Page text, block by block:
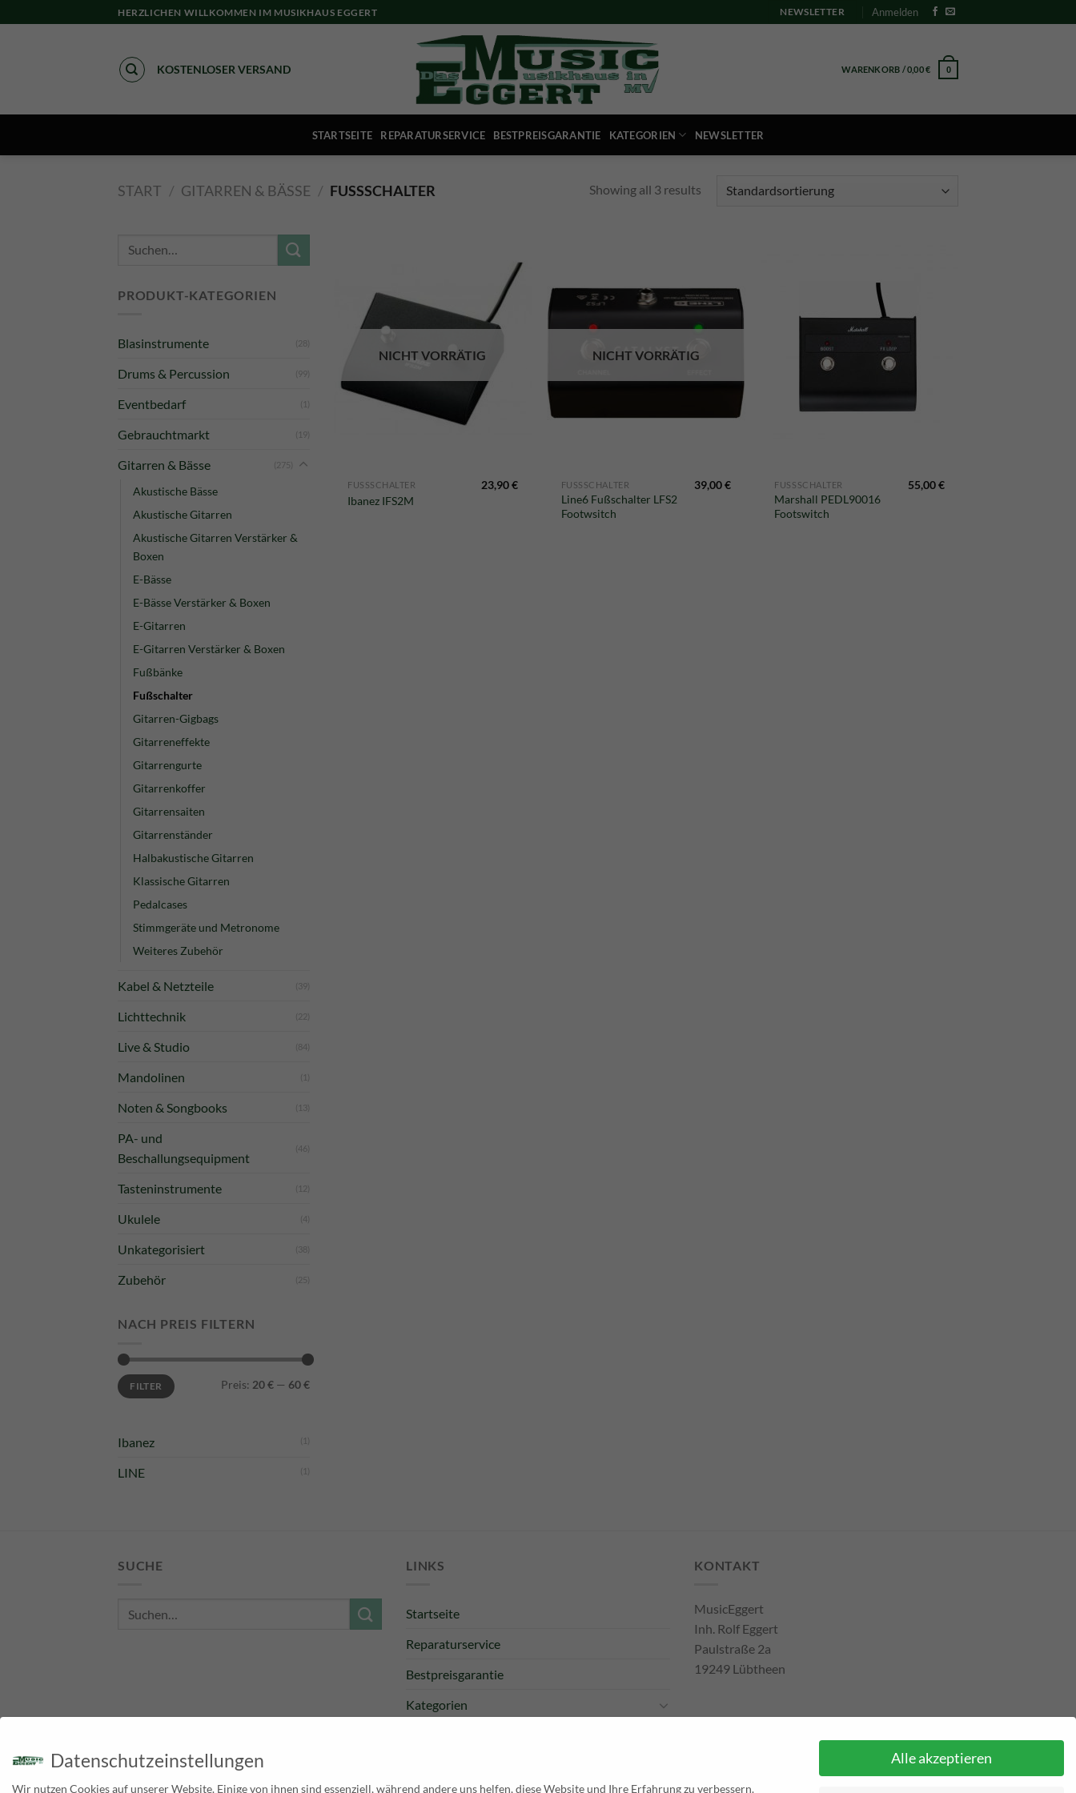
to
HERZLICHEN WILLKOMMEN IM MUSIKHAUS EGGERT NEWSLETTER Anmelden
KOSTENLOSER VERSAND WARENKORB /0,00€ 0
STARTSEITE REPARATURSERVICE BESTPREISGARANTIE KATEGORIEN NEWSLETTER
START / GITARREN & BÄSSE / FUSSSCHALTER Showing all 3 results
Suche
PRODUKT-KATEGORIEN
Blasinstrumente (28)
Drums & Percussion (99)
Eventbedarf (1)
Gebrauchtmarkt (19)
Gitarren & Bässe (275)
Akustische Bässe
Akustische Gitarren
Akustische Gitarren Verstärker &
Boxen
E-Bässe
E-Bässe Verstärker & Boxen
E-Gitarren
E-Gitarren Verstärker & Boxen
Fußbänke
Fußschalter
Gitarren-Gigbags
Gitarreneffekte
Gitarrengurte
Gitarrenkoffer
Gitarrensaiten
Gitarrenständer
Halbakustische Gitarren
Klassische Gitarren
Pedalcases
Stimmgeräte und Metronome
Weiteres Zubehör
Kabel & Netzteile (39)
Lichttechnik (22)
Live & Studio (84)
Mandolinen (1)
Noten & Songbooks (13)
PA- und
Beschallungsequipment
(46)
Tasteninstrumente (12)
Ukulele (4)
Unkategorisiert (38)
Zubehör (25)
NACH PREIS FILTERN
Min.
Preis
Max.
PreisFILTER Preis: 20 € — 60 €
Ibanez (1)
LINE (1)
NICHT VORRÄTIG
FUSSSCHALTER
Ibanez IFS2M
23,90€
NICHT VORRÄTIG
FUSSSCHALTER
Line6 Fußschalter LFS2
Footwsitch
39,00€ FUSSSCHALTER
Marshall PEDL90016
Footswitch
55,00€
SUCHE
Suche
LINKS
Startseite
Reparaturservice
Bestpreisgarantie
Kategorien
KONTAKT
MusicEggert
Inh. Rolf Eggert
Paulstraße 2a
19249 Lübtheen
Telefon: +493885551353
PayPal E-Mail:
Datenschutzeinstellungen
Wir nutzen Cookies auf unserer Website. Einige von ihnen sind essenziell, während andere uns helfen, diese Website und Ihre Erfahrung zu verbessern.
Alle akzeptieren